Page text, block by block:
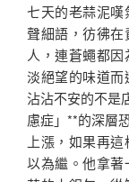
七天的老蒜泥
聲細語，彷彿
人，連蒼蠅都
淡絕望的味道
沾沾不安的不是
慮症」**的深層
上漲，如果再
以為繼。他拿